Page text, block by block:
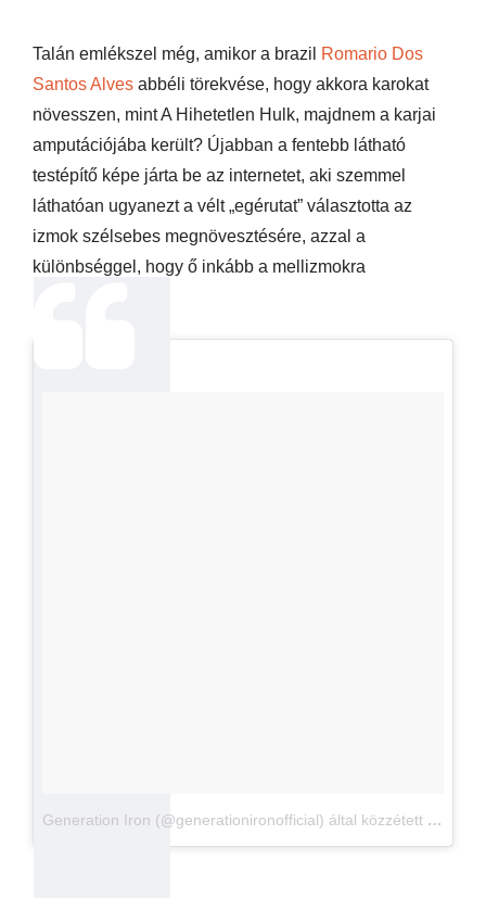
Talán emlékszel még, amikor a brazil
Romario Dos
Santos Alves abbéli törekvése, hogy akkora karokat
növesszen, mint A Hihetetlen Hulk, majdnem a karjai
amputációjába került? Újabban a fentebb látható
testépítő képe járta be az internetet, aki szemmel
láthatóan ugyanezt a vélt „egérutat” választotta az
izmok szélsebes megnövesztésére, azzal a
különbséggel, hogy ő inkább a mellizmokra
Generation Iron (@generationironofficial) által közzétett fénykép